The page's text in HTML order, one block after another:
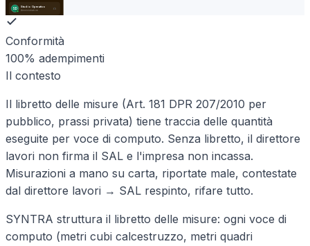
SD
Studio Operativo
Amministratore
Conformità
100% adempimenti
Il contesto
Il libretto delle misure (Art. 181 DPR 207/2010 per
pubblico, prassi privata) tiene traccia delle quantità
eseguite per voce di computo. Senza libretto, il direttore
lavori non firma il SAL e l'impresa non incassa.
Misurazioni a mano su carta, riportate male, contestate
dal direttore lavori → SAL respinto, rifare tutto.
SYNTRA struttura il libretto delle misure: ogni voce di
computo (metri cubi calcestruzzo, metri quadri